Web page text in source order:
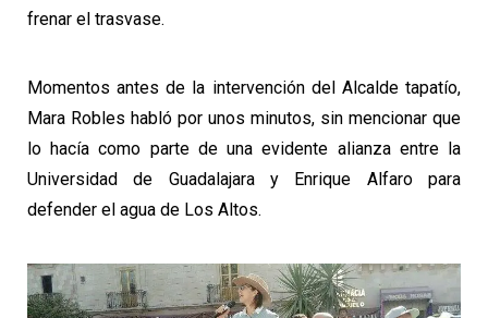
frenar el trasvase.
Momentos antes de la intervención del Alcalde tapatío,
Mara Robles habló por unos minutos, sin mencionar que
lo hacía como parte de una evidente alianza entre la
Universidad de Guadalajara y Enrique Alfaro para
defender el agua de Los Altos.